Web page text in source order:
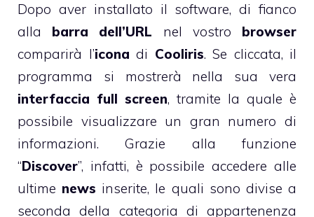
Dopo aver installato il software, di fianco
alla barra dell’URL nel vostro browser
comparirà l’icona di Cooliris. Se cliccata, il
programma si mostrerà nella sua vera
interfaccia full screen, tramite la quale è
possibile visualizzare un gran numero di
informazioni. Grazie alla funzione
“Discover”, infatti, è possibile accedere alle
ultime news inserite, le quali sono divise a
seconda della categoria di appartenenza